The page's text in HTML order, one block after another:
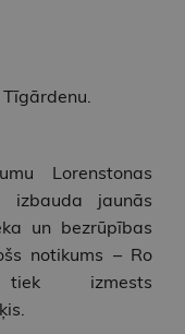
Lorenstonas
izbauda jaunās
un bezrūpības
notikums – Ro
tiek izmests